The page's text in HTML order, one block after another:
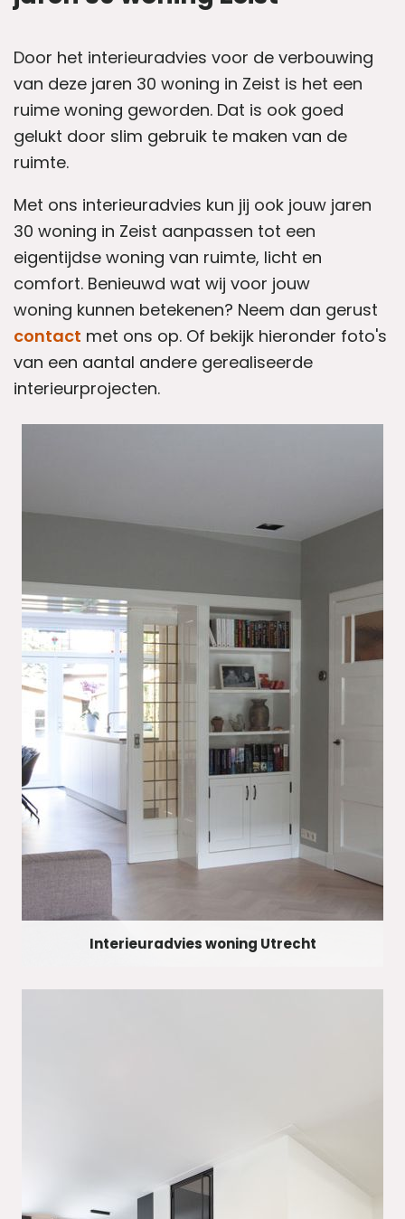
Door het interieuradvies voor de verbouwing
van deze jaren 30 woning in Zeist is het een
ruime woning geworden. Dat is ook goed
gelukt door slim gebruik te maken van de
ruimte.
Met ons interieuradvies kun jij ook jouw jaren
30 woning in Zeist aanpassen tot een
eigentijdse woning van ruimte, licht en
comfort. Benieuwd wat wij voor jouw
woning kunnen betekenen? Neem dan gerust
contact met ons op. Of bekijk hieronder foto's
van een aantal andere gerealiseerde
interieurprojecten.
Interieuradvies woning Utrecht